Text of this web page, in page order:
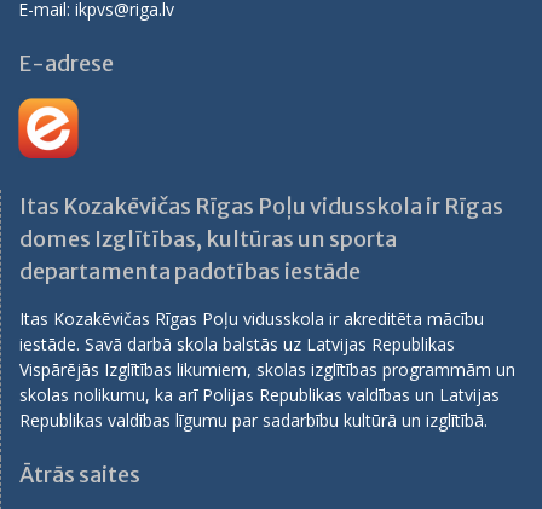
E-mail: ikpvs@riga.lv
E-adrese
Itas Kozakēvičas Rīgas Poļu vidusskola ir Rīgas
domes Izglītības, kultūras un sporta
departamenta padotības iestāde
Itas Kozakēvičas Rīgas Poļu vidusskola ir akreditēta mācību
iestāde. Savā darbā skola balstās uz Latvijas Republikas
Vispārējās Izglītības likumiem, skolas izglītības programmām un
skolas nolikumu, ka arī Polijas Republikas valdības un Latvijas
Republikas valdības līgumu par sadarbību kultūrā un izglītībā.
Ātrās saites